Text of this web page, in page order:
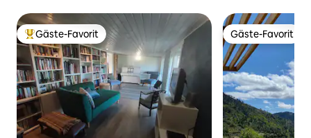
Beliebter Gäste-Favorit.
Gäste-Favorit Gäste-Favorit
Gäste-Favorit